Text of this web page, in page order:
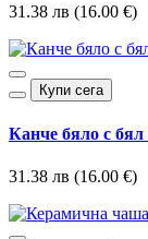
31.38 лв (16.00 €)
Купи сега
Канче бяло с бял
31.38 лв (16.00 €)